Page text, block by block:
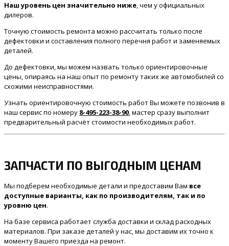
Наш уровень цен значительно ниже , чем у официальных
дилеров.
Точную стоимость ремонта можно рассчитать только после
дефектовки и составления полного перечня работ и заменяемых
деталей.
До дефектовки, мы можем назвать только ориентировочные
цены, опираясь на наш опыт по ремонту таких же автомобилей со
схожими неисправностями.
Узнать ориентировочную стоимость работ Вы можете позвонив в
наш сервис по номеру 8-495-223-38-90 , мастер сразу выполнит
предварительный расчёт стоимости необходимых работ.
ЗАПЧАСТИ ПО ВЫГОДНЫМ ЦЕНАМ
Мы подберем необходимые детали и предоставим Вам все
доступные варианты, как по производителям, так и по
уровню цен.
На базе сервиса работает служба доставки и склад расходных
материалов. При заказе деталей у нас, мы доставим их точно к
моменту Вашего приезда на ремонт.